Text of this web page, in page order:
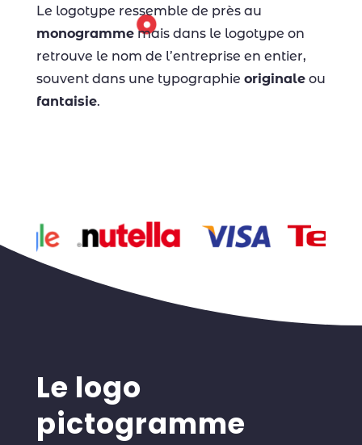
Le logotype ressemble de près au
monogrammemais dans le logotype on
retrouve le nom de l’entreprise en entier,
souvent dans une typographie originaleou
fantaisie.
Le logo
pictogramme